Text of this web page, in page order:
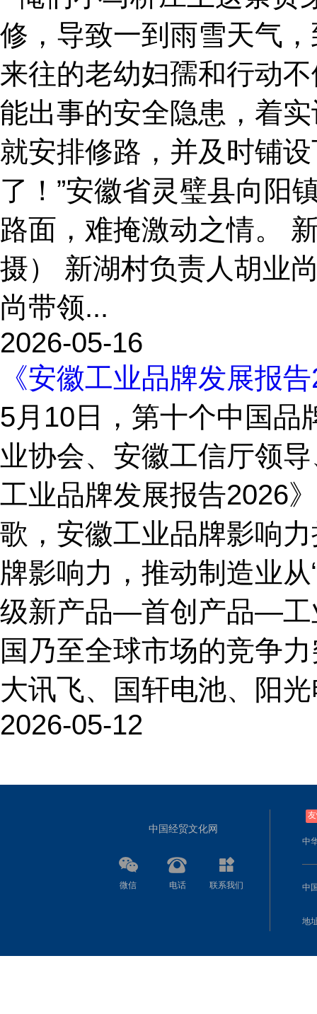
修，导致一到雨雪天气
来往的老幼妇孺和行动
能出事的安全隐患，着
就安排修路，并及时铺
了！”安徽省灵璧县向阳
路面，难掩激动之情。
摄） 新湖村负责人胡业
尚带领...
2026-05-16
《安徽工业品牌发展报
5月10日，第十个中国品
业协会、安徽工信厅领
工业品牌发展报告2026
歌，安徽工业品牌影响力
牌影响力‌，推动制造业从
级新产品—首创产品—工
国乃至全球市场的竞争
大讯飞、国轩电池、阳
2026-05-12
中国经贸文化网
微信 电话 联系我们
中
中
地